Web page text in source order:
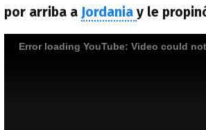
por arriba a Jordania y le